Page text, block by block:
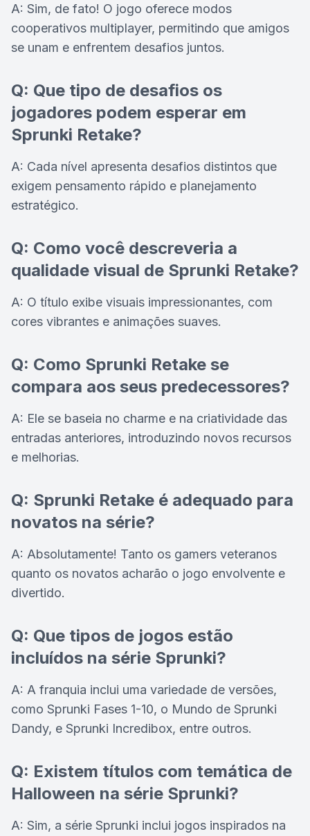
A: Sim, de fato! O jogo oferece modos
cooperativos multiplayer, permitindo que amigos
se unam e enfrentem desafios juntos.
Q: Que tipo de desafios os
jogadores podem esperar em
Sprunki Retake?
A: Cada nível apresenta desafios distintos que
exigem pensamento rápido e planejamento
estratégico.
Q: Como você descreveria a
qualidade visual de Sprunki Retake?
A: O título exibe visuais impressionantes, com
cores vibrantes e animações suaves.
Q: Como Sprunki Retake se
compara aos seus predecessores?
A: Ele se baseia no charme e na criatividade das
entradas anteriores, introduzindo novos recursos
e melhorias.
Q: Sprunki Retake é adequado para
novatos na série?
A: Absolutamente! Tanto os gamers veteranos
quanto os novatos acharão o jogo envolvente e
divertido.
Q: Que tipos de jogos estão
incluídos na série Sprunki?
A: A franquia inclui uma variedade de versões,
como Sprunki Fases 1-10, o Mundo de Sprunki
Dandy, e Sprunki Incredibox, entre outros.
Q: Existem títulos com temática de
Halloween na série Sprunki?
A: Sim, a série Sprunki inclui jogos inspirados na